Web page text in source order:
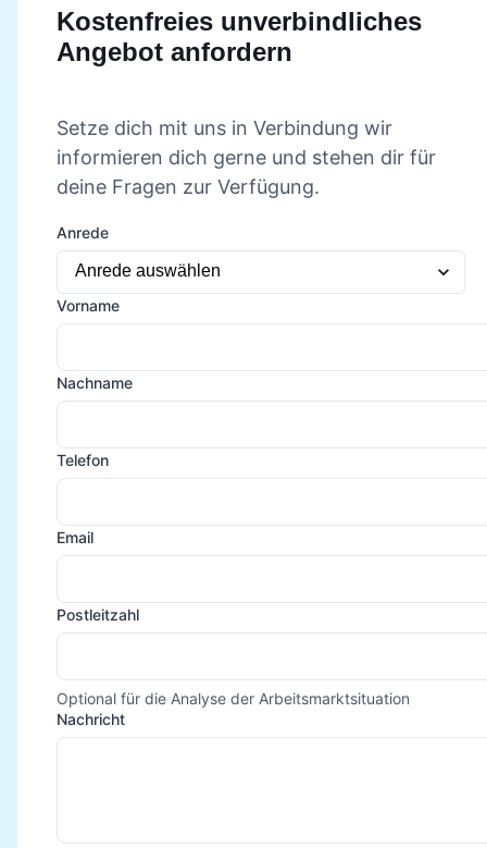
Kostenfreies unverbindliches
Angebot anfordern
Setze dich mit uns in Verbindung wir
informieren dich gerne und stehen dir für
deine Fragen zur Verfügung.
Anrede
Vorname
Nachname
Telefon
Email
Postleitzahl
Optional für die Analyse der Arbeitsmarktsituation
Nachricht